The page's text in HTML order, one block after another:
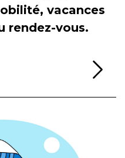
vacances
rendez-vous.